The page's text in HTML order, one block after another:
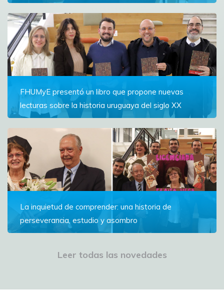
conversatorio con una historiadora invitada, la
exposición de los pósters de estudiantes y la
presentación del pódcast Pensé que Estaba Solo
Ver más
FHUMyE presentó un libro que propone nuevas
lecturas sobre la historia uruguaya del siglo XX
graduados y estudiantes de la Facultad de
Humanidades y Educación
Ver más
La inquietud de comprender: una historia de
perseverancia, estudio y asombro
licenciada en Humanidades
Leer todas las novedades